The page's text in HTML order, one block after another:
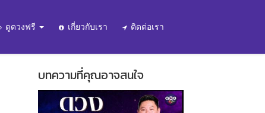
ดูดวงฟรี เกี่ยวกับเรา ติดต่อเรา
บทความที่คุณอาจสนใจ